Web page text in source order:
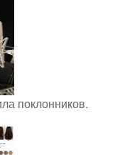
поклонников.